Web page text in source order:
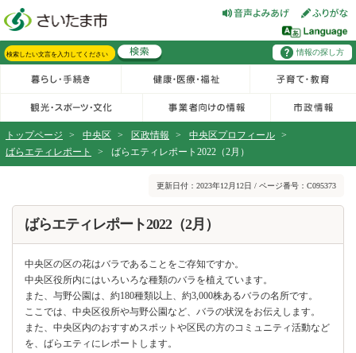
情報の探し方
トップページ > 中央区 > 区政情報 > 中央区プロフィール >
ばらエティレポート
> ばらエティレポート2022（2月）
更新日付：2023年12月12日 / ページ番号：C095373
ばらエティレポート2022（2月）
中央区の区の花はバラであることをご存知ですか。
中央区役所内にはいろいろな種類のバラを植えています。
また、与野公園は、約180種類以上、約3,000株あるバラの名所です。
ここでは、中央区役所や与野公園など、バラの状況をお伝えします。
また、中央区内のおすすめスポットや区民の方のコミュニティ活動など
を、ばらエティにレポートします。